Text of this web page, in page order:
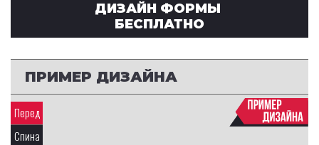
ДИЗАЙН ФОРМЫ
БЕСПЛАТНО
ПРИМЕР ДИЗАЙНА
Перед
Спина